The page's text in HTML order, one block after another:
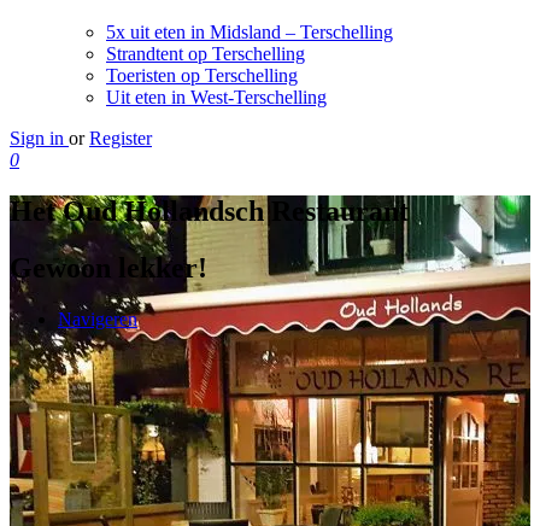
5x uit eten in Midsland – Terschelling
Strandtent op Terschelling
Toeristen op Terschelling
Uit eten in West-Terschelling
Sign in or Register
0
Het Oud Hollandsch Restaurant
Gewoon lekker!
Navigeren